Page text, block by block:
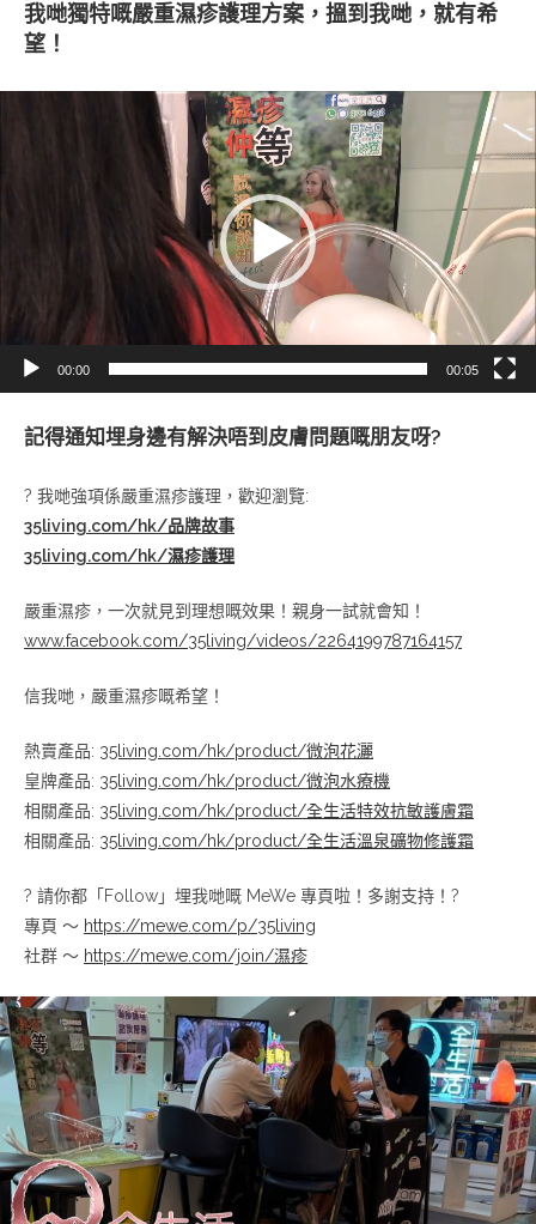
我哋獨特嘅嚴重濕疹護理方案，搵到我哋，就有希
望！
00:00 00:05
記得通知埋身邊有解決唔到皮膚問題嘅朋友呀?
? 我哋強項係嚴重濕疹護理，歡迎瀏覽:
35living.com/hk/品牌故事
35living.com/hk/濕疹護理
嚴重濕疹，一次就見到理想嘅效果！親身一試就會知！
www.facebook.com/35living/videos/2264199787164157
信我哋，嚴重濕疹嘅希望！
熱賣產品: 35living.com/hk/product/微泡花灑
皇牌產品: 35living.com/hk/product/微泡水療機
相關產品: 35living.com/hk/product/全生活特效抗敏護膚霜
相關產品: 35living.com/hk/product/全生活溫泉礦物修護霜
? 請你都「Follow」埋我哋嘅 MeWe 專頁啦！多謝支持！?
專頁 ～ https://mewe.com/p/35living
社群 ～ https://mewe.com/join/濕疹